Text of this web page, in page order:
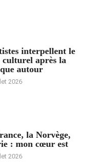
interpellent le
culturel après la
autour
2026
la Norvège,
: mon cœur est
2026